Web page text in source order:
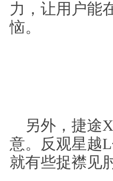
力，让用户能
恼。
另外，捷途
意。反观星越
就有些捉襟见